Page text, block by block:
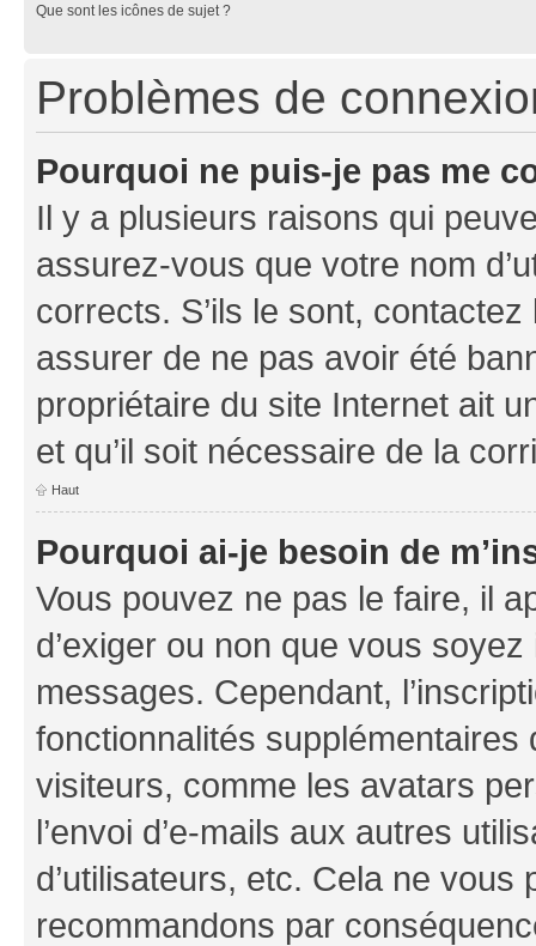
Que sont les icônes de sujet ?
Problèmes de
Pourquoi ne puis-je pas me
Il y a plusieurs raisons qui
assurez-vous que votre nom
corrects. S’ils le sont,
assurer de ne pas avoir été
propriétaire du site Internet ait
et qu’il soit nécessaire de la
Haut
Pourquoi ai-je besoin de
Vous pouvez ne pas le faire, il
d’exiger ou non que vous
messages. Cependant,
fonctionnalités
visiteurs, comme les avatars
l’envoi d’e-mails aux autres
d’utilisateurs, etc. Cela ne vous
recommandons par